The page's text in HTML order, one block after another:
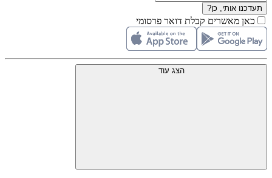
תעדכנו אותי, כן?
כאן מאשרים קבלת דואר פרסומי
הצג עוד